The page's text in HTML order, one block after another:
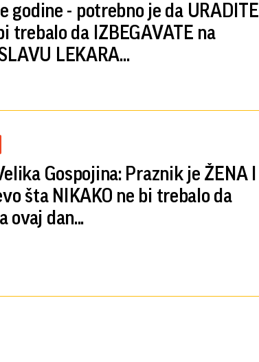
godine - potrebno je da URADITE
trebalo da IZBEGAVATE na
LEKARA...
Gospojina: Praznik je ŽENA I
šta NIKAKO ne bi trebalo da
ovaj dan...